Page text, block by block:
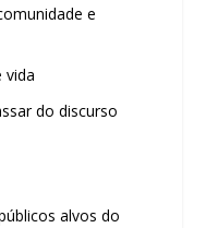
e
vida
do discurso
alvos do